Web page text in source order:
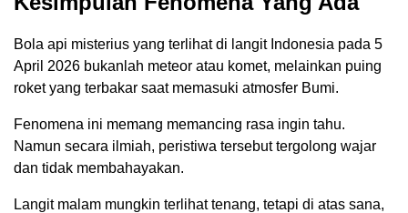
Bola api misterius yang terlihat di langit Indonesia pada 5
April 2026 bukanlah meteor atau komet, melainkan puing
roket yang terbakar saat memasuki atmosfer Bumi.
Fenomena ini memang memancing rasa ingin tahu.
Namun secara ilmiah, peristiwa tersebut tergolong wajar
dan tidak membahayakan.
Langit malam mungkin terlihat tenang, tetapi di atas sana,